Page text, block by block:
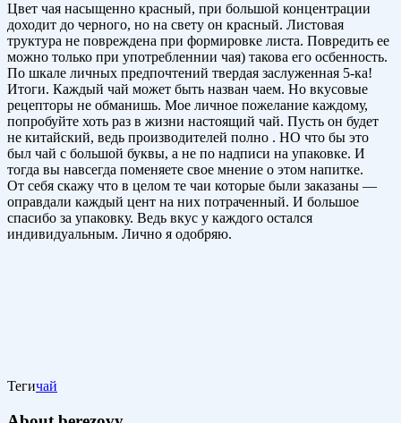
Цвет чая насыщенно красный, при большой концентрации
доходит до черного, но на свету он красный. Листовая
труктура не повреждена при формировке листа. Повредить ее
можно только при употребленнии чая) такова его осбенность.
По шкале личных предпочтений твердая заслуженная 5-ка!
Итоги. Каждый чай может быть назван чаем. Но вкусовые
рецепторы не обманишь. Мое личное пожелание каждому,
попробуйте хоть раз в жизни настоящий чай. Пусть он будет
не китайский, ведь производителей полно . НО что бы это
был чай с большой буквы, а не по надписи на упаковке. И
тогда вы навсегда поменяете свое мнение о этом напитке.
От себя скажу что в целом те чаи которые были заказаны —
оправдали каждый цент на них потраченный. И большое
спасибо за упаковку. Ведь вкус у каждого остался
индивидуальным. Лично я одобряю.
Тегичай